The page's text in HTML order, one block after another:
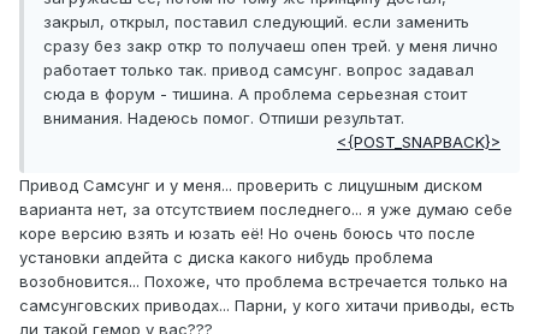
закрыл, открыл, поставил следующий. если заменить
сразу без закр откр то получаеш опен трей. у меня лично
работает только так. привод самсунг. вопрос задавал
сюда в форум - тишина. А проблема серьезная стоит
внимания. Надеюсь помог. Отпиши результат.
<{POST_SNAPBACK}>
Привод Самсунг и у меня... проверить с лицушным диском
варианта нет, за отсутствием последнего... я уже думаю себе
коре версию взять и юзать её! Но очень боюсь что после
установки апдейта с диска какого нибудь проблема
возобновится... Похоже, что проблема встречается только на
самсунговских приводах... Парни, у кого хитачи приводы, есть
ли такой гемор у вас???